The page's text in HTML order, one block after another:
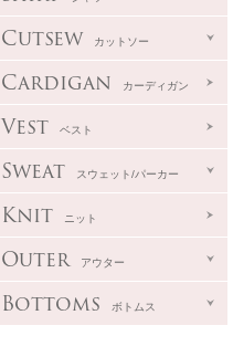
Cutsew カットソー
Cardigan カーディガン
Vest ベスト
Sweat スウェット/パーカー
Knit ニット
Outer アウター
Bottoms ボトムス